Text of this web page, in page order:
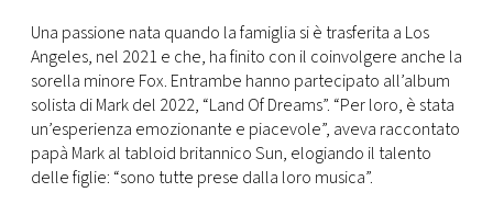
TV
PRINCIPATO
DI
MONACO
Una passione nata quando la famiglia si è trasferita a Los
Angeles, nel 2021 e che, ha finito con il coinvolgere anche la
sorella minore Fox. Entrambe hanno partecipato all’album
solista di Mark del 2022, “Land Of Dreams”. “Per loro, è stata
un’esperienza emozionante e piacevole”, aveva raccontato
papà Mark al tabloid britannico Sun, elogiando il talento
delle figlie: “sono tutte prese dalla loro musica”.